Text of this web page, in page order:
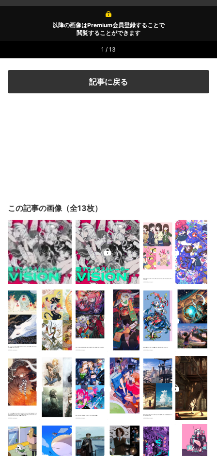
以降の画像はPremium会員登録することで
閲覧することができます
1 / 13
記事に戻る
この記事の画像（全13枚）